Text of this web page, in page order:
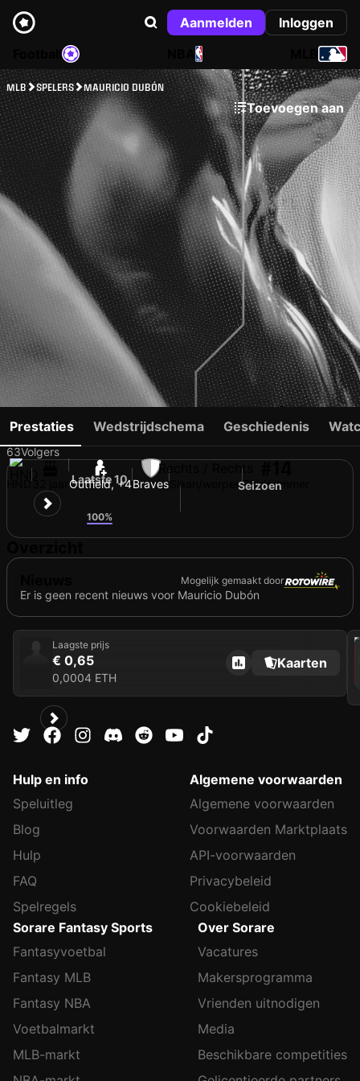
Aanmelden
Inloggen
NBA
MLB SPELERS MAURICIO DUBÓN
Toevoegen aan
MAURICIO DUBÓN
63Volgers
Outfield, +4Braves
Rechts / Rechts
Slaan/werpenShirtnummer
Prestaties Wedstrijdschema Geschiedenis
Laatste 10
100%
Seizoen
Mogelijk gemaakt door
Er is geen recent nieuws voor Mauricio Dubón
Laagste prijs
€ 0,65
0,0004 ETH
Kaarten
2023
Hulp en info
Speluitleg
Blog
Hulp
FAQ
Spelregels
Algemene voorwaarden
Algemene voorwaarden
Voorwaarden Marktplaats
API-voorwaarden
Privacybeleid
Cookiebeleid
Sorare Fantasy Sports
Fantasyvoetbal
Fantasy MLB
Fantasy NBA
Voetbalmarkt
MLB-markt
Over Sorare
Vacatures
Makersprogramma
Vrienden uitnodigen
Media
Beschikbare competities